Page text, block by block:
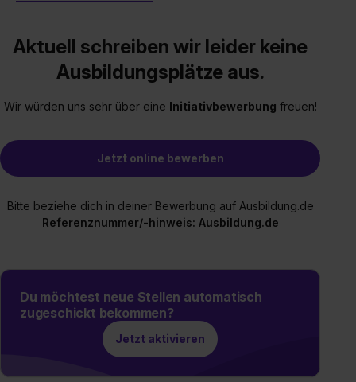
Aktuell schreiben wir leider keine
Ausbildungsplätze aus.
Wir würden uns sehr über eine Initiativbewerbung freuen!
Jetzt online bewerben
Bitte beziehe dich in deiner Bewerbung auf Ausbildung.de
Referenznummer/-hinweis: Ausbildung.de
Du möchtest neue Stellen automatisch
zugeschickt bekommen?
Jetzt aktivieren